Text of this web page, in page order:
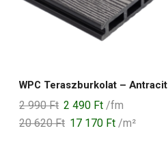
WPC Teraszburkolat – Antracit
2 990Ft Original
price
2 490 FtCurrent
price
/fm
20 620Ft 17 170 Ft /m²